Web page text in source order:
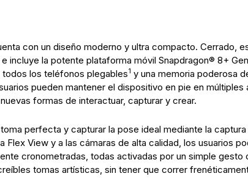
con un diseño moderno y ultra compacto. Cerrado,
incluye la potente plataforma móvil Snapdragon® 8+
todos los teléfonos plegables1 y una memoria poderosa
pueden mantener el dispositivo en pie en múltiples
formas de interactuar, capturar y crear.
perfecta y capturar la pose ideal mediante la
Flex View y a las cámaras de alta calidad, los usuarios
cronometradas, todas activadas por un simple gesto
tomas artísticas, sin tener que correr